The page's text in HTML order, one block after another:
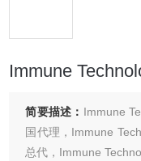
Immune
简要描述： Immune
国代理，Immune
总代，Immune